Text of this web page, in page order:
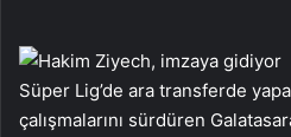
Süper Lig’de ara transferde
çalışmalarını sürdüren